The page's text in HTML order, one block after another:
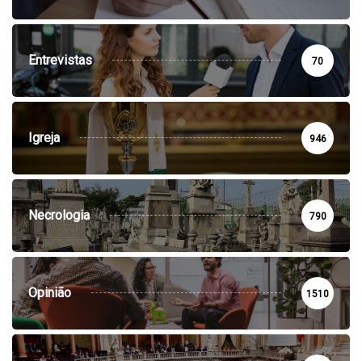
Entrevistas 70
Igreja 946
Necrologia 790
Opinião 1510